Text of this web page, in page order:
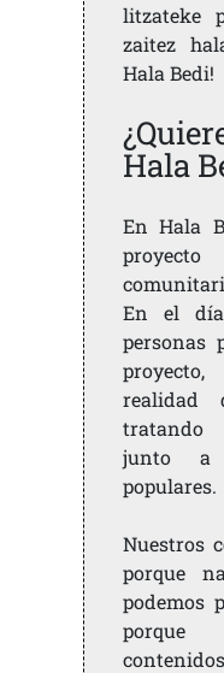
litzateke
zaitez
Hala Bedi!
Hala
En Hala
proyecto
En el
personas
realidad
junto a
populares.
Nuestros
porque
podemos
porque